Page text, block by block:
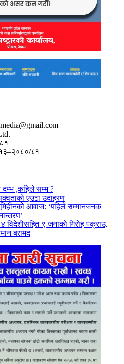
८१
,कहिले सम्म ?
एउटा उदाहरण
भूमिहीनको आवाज: ‘पहिले सम्मानजनक
विदेशीसहित ९ जनाको गिरोह पक्राउ,
बरामद